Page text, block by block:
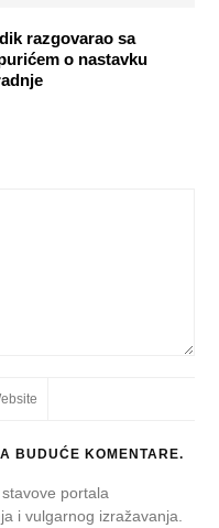
razgovarao sa
o nastavku
BUDUĆE KOMENTARE.
portala
i vulgarnog izražavanja.